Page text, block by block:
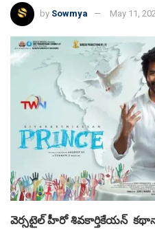
by Sowmya May 11,
వెర్సటైల్ హీరో శివకార్తికేయన్